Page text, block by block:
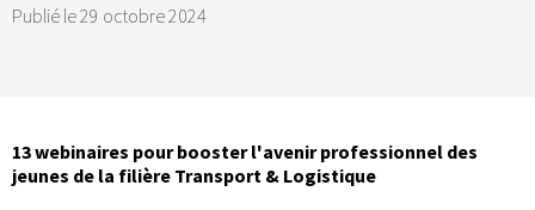
Publié le29 octobre 2024
13 webinaires pour booster l'avenir professionnel des
jeunes de la filière Transport & Logistique